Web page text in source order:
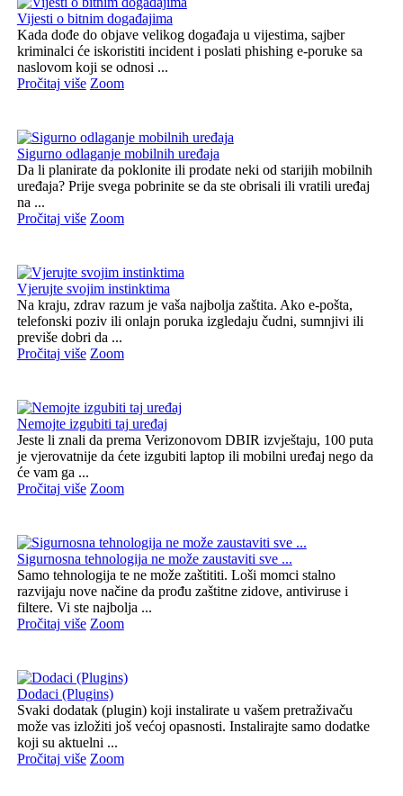
Vijesti o bitnim događajima
Kada dođe do objave velikog događaja u vijestima, sajber
kriminalci će iskoristiti incident i poslati phishing e-poruke sa
naslovom koji se odnosi ...
Pročitaj više Zoom
Sigurno odlaganje mobilnih uređaja
Da li planirate da poklonite ili prodate neki od starijih mobilnih
uređaja? Prije svega pobrinite se da ste obrisali ili vratili uređaj
na ...
Pročitaj više Zoom
Vjerujte svojim instinktima
Na kraju, zdrav razum je vaša najbolja zaštita. Ako e-pošta,
telefonski poziv ili onlajn poruka izgledaju čudni, sumnjivi ili
previše dobri da ...
Pročitaj više Zoom
Nemojte izgubiti taj uređaj
Jeste li znali da prema Verizonovom DBIR izvještaju, 100 puta
je vjerovatnije da ćete izgubiti laptop ili mobilni uređaj nego da
će vam ga ...
Pročitaj više Zoom
Sigurnosna tehnologija ne može zaustaviti sve ...
Samo tehnologija te ne može zaštititi. Loši momci stalno
razvijaju nove načine da prođu zaštitne zidove, antiviruse i
filtere. Vi ste najbolja ...
Pročitaj više Zoom
Dodaci (Plugins)
Svaki dodatak (plugin) koji instalirate u vašem pretraživaču
može vas izložiti još većoj opasnosti. Instalirajte samo dodatke
koji su aktuelni ...
Pročitaj više Zoom